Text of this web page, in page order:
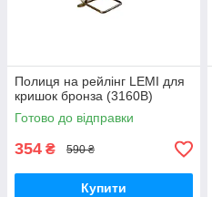
Полиця на рейлінг LEMI для
кришок бронза (3160В)
Готово до відправки
354 ₴ 590 ₴
Купити